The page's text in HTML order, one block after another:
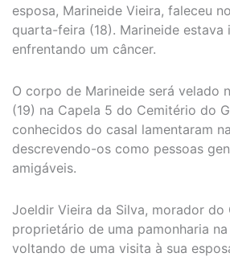
esposa, Marineide Vieira, faleceu
quarta-feira (18). Marineide estava
enfrentando um câncer.
O corpo de Marineide será velado
(19) na Capela 5 do Cemitério do
conhecidos do casal lamentaram
descrevendo-os como pessoas
amigáveis.
Joeldir Vieira da Silva, morador do
proprietário de uma pamonharia
voltando de uma visita à sua